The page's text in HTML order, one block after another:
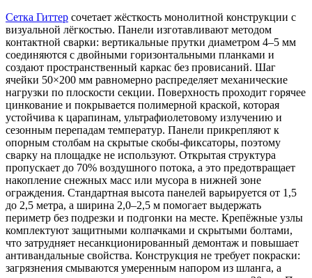
Сетка Гиттер сочетает жёсткость монолитной конструкции с
визуальной лёгкостью. Панели изготавливают методом
контактной сварки: вертикальные прутки диаметром 4–5 мм
соединяются с двойными горизонтальными планками и
создают пространственный каркас без провисаний. Шаг
ячейки 50×200 мм равномерно распределяет механические
нагрузки по плоскости секции. Поверхность проходит горячее
цинкование и покрывается полимерной краской, которая
устойчива к царапинам, ультрафиолетовому излучению и
сезонным перепадам температур. Панели прикрепляют к
опорным столбам на скрытые скобы-фиксаторы, поэтому
сварку на площадке не используют. Открытая структура
пропускает до 70% воздушного потока, а это предотвращает
накопление снежных масс или мусора в нижней зоне
ограждения. Стандартная высота панелей варьируется от 1,5
до 2,5 метра, а ширина 2,0–2,5 м помогает выдержать
периметр без подрезки и подгонки на месте. Крепёжные узлы
комплектуют защитными колпачками и скрытыми болтами,
что затрудняет несанкционированный демонтаж и повышает
антивандальные свойства. Конструкция не требует покраски:
загрязнения смываются умеренным напором из шланга, а